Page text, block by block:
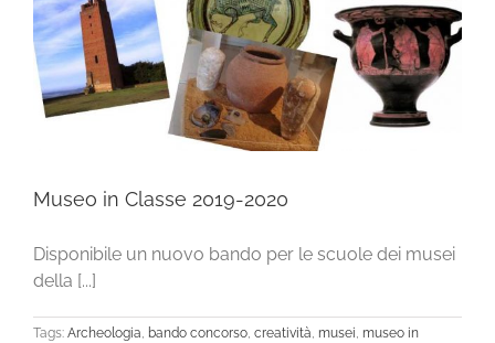
Museo in Classe 2019-2020
Disponibile un nuovo bando per le scuole dei musei
della [...]
Tags: Archeologia, bando concorso, creatività, musei, museo in